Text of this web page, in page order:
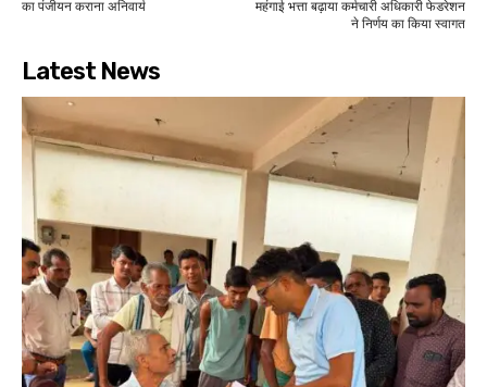
का पंजीयन कराना अनिवार्य
महंगाई भत्ता बढ़ाया कर्मचारी अधिकारी फेडरेशन
ने निर्णय का किया स्वागत
Latest News